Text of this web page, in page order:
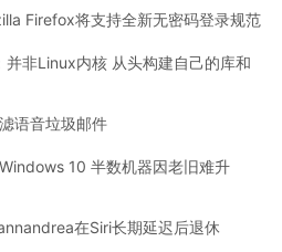
Firefox将支持全新无密码登录规范
非Linux内核 从头构建自己的库和
语音垃圾邮件
10 半数机器因老旧难升
在Siri长期延迟后退休